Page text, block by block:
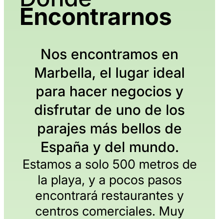
Encontrarnos
Nos encontramos en
Marbella, el lugar ideal
para hacer negocios y
disfrutar de uno de los
parajes más bellos de
España y del mundo.
Estamos a solo 500 metros de
la playa, y a pocos pasos
encontrará restaurantes y
centros comerciales. Muy